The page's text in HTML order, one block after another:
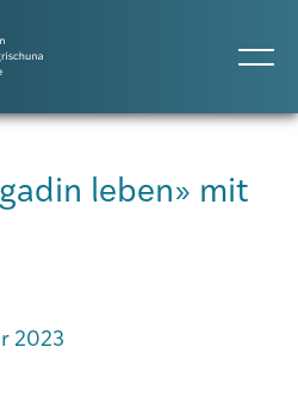
leben» mit
2023